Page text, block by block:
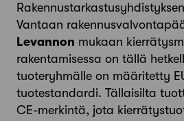
Vantaan
Levannon mukaan
rakentamisessa on tällä
tuoteryhmälle on määritetty
tuotestandardi. Tällaisilta
CE-merkintä, jota